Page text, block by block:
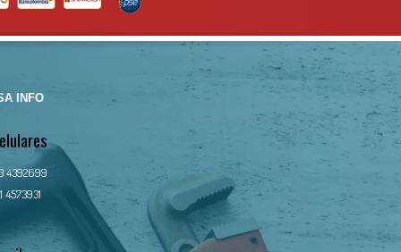
INFO
4392699
4573931